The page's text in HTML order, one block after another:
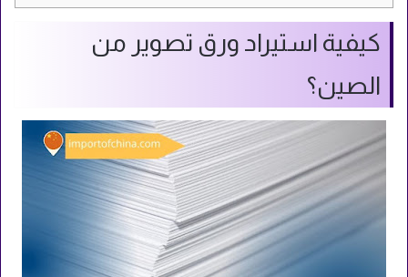
كيفية استيراد ورق تصوير من
الصين؟